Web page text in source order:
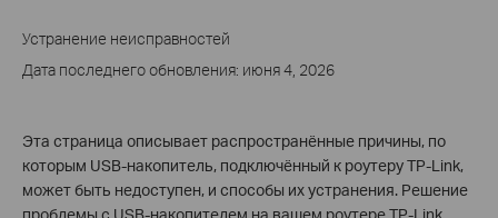
Устранение неисправностей
Дата последнего обновления: июня 4, 2026
Эта страница описывает распространённые причины, по
которым USB-накопитель, подключённый к роутеру TP-Link,
может быть недоступен, и способы их устранения. Решение
проблемы с USB-накопителем на вашем роутере TP-Link